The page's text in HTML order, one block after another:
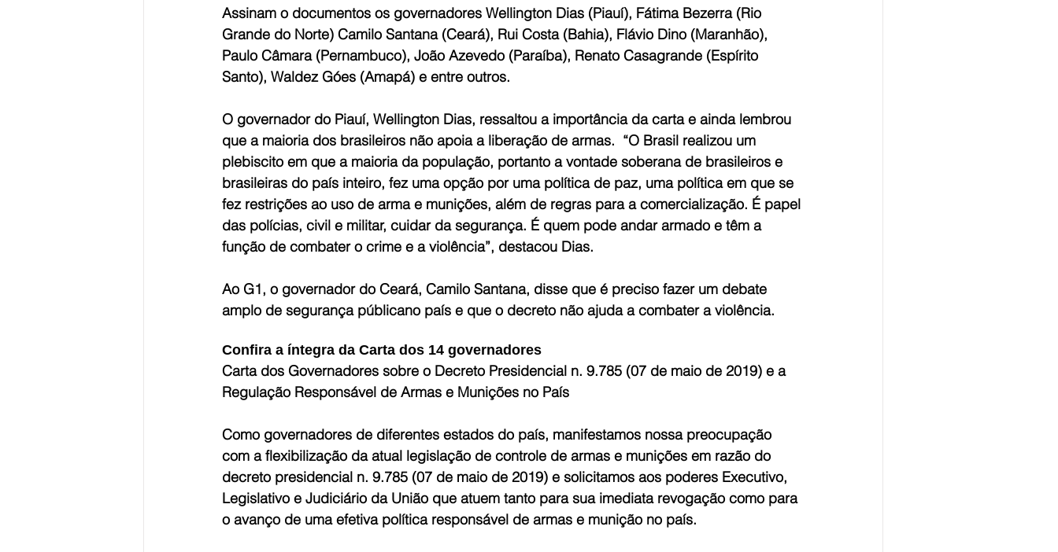
Assinam o documentos os governadores Wellington Dias (Piauí), Fátima Bezerra (Rio
Grande do Norte) Camilo Santana (Ceará), Rui Costa (Bahia), Flávio Dino (Maranhão),
Paulo Câmara (Pernambuco), João Azevedo (Paraíba), Renato Casagrande (Espírito
Santo), Waldez Góes (Amapá) e entre outros.
O governador do Piauí, Wellington Dias, ressaltou a importância da carta e ainda lembrou
que a maioria dos brasileiros não apoia a liberação de armas.  “O Brasil realizou um
plebiscito em que a maioria da população, portanto a vontade soberana de brasileiros e
brasileiras do país inteiro, fez uma opção por uma política de paz, uma política em que se
fez restrições ao uso de arma e munições, além de regras para a comercialização. É papel
das polícias, civil e militar, cuidar da segurança. É quem pode andar armado e têm a
função de combater o crime e a violência”, destacou Dias.
Ao G1, o governador do Ceará, Camilo Santana, disse que é preciso fazer um debate
amplo de segurança públicano país e que o decreto não ajuda a combater a violência.
Confira a íntegra da Carta dos 14 governadores
Carta dos Governadores sobre o Decreto Presidencial n. 9.785 (07 de maio de 2019) e a
Regulação Responsável de Armas e Munições no País
Como governadores de diferentes estados do país, manifestamos nossa preocupação
com a flexibilização da atual legislação de controle de armas e munições em razão do
decreto presidencial n. 9.785 (07 de maio de 2019) e solicitamos aos poderes Executivo,
Legislativo e Judiciário da União que atuem tanto para sua imediata revogação como para
o avanço de uma efetiva política responsável de armas e munição no país.